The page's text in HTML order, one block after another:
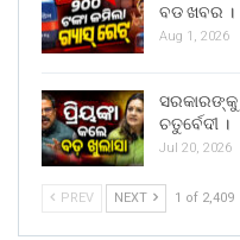
ବଡ ଖବର ।
Aug 1, 2026
ସରକାରଙ୍କୁ
ଚତୁର୍ବେଦୀ ।
Jul 20, 2026
PREV NEXT 1 of 2,409